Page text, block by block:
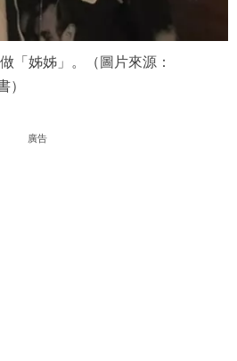
「姊姊」。（圖片來源：
）
廣告